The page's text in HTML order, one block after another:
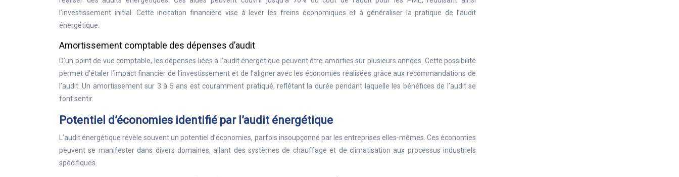
l’investissement initial. Cette incitation financière vise à lever les freins économiques et à généraliser la pratique de l’audit
énergétique.
Amortissement comptable des dépenses d’audit
D’un point de vue comptable, les dépenses liées à l’audit énergétique peuvent être amorties sur plusieurs années. Cette possibilité
permet d’étaler l’impact financier de l’investissement et de l’aligner avec les économies réalisées grâce aux recommandations de
l’audit. Un amortissement sur 3 à 5 ans est couramment pratiqué, reflétant la durée pendant laquelle les bénéfices de l’audit se
font sentir.
Potentiel d’économies identifié par l’audit énergétique
L’audit énergétique révèle souvent un potentiel d’économies, parfois insoupçonné par les entreprises elles-mêmes. Ces économies
peuvent se manifester dans divers domaines, allant des systèmes de chauffage et de climatisation aux processus industriels
spécifiques.